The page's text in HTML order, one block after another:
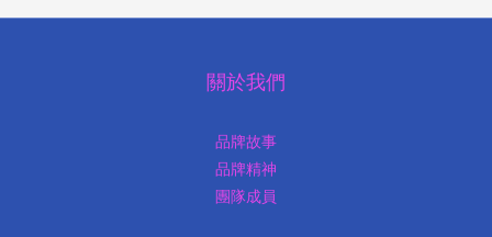
關於我們
品牌故事
品牌精神
團隊成員